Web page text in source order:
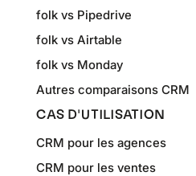
folk vs Pipedrive
folk vs Airtable
folk vs Monday
Autres comparaisons CRM
CAS D'UTILISATION
CRM pour les agences
CRM pour les ventes